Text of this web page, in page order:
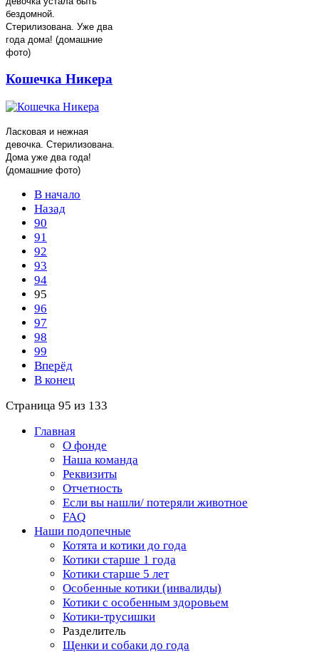
бездомной.
Стерилизована. Уже два
года дома! (домашние
фото)
Кошечка Никера
Ласковая и нежная
девочка. Стерилизована.
Дома уже два года!
(домашние фото)
В начало
Назад
90
91
92
93
94
95
96
97
98
99
Вперёд
В конец
Страница 95 из 133
Главная
О фонде
Наша команда
Реквизиты
Отчетность
Если вы нашли/ потеряли животное
FAQ
Наши подопечные
Котята и котики до года
Котики старше 1 года
Котики старше 5 лет
Особенные котики (инвалиды)
Котики с особенным здоровьем
Котики-трусишки
Разделитель
Щенки и собаки до года